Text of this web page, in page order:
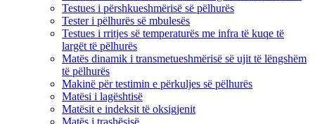
Testues i përshkueshmërisë së pëlhurës
Tester i pëlhurës së mbulesës
Testues i rritjes së temperaturës me infra të kuqe të
largët të pëlhurës
Matës dinamik i transmetueshmërisë së ujit të lëngshëm
të pëlhurës
Makinë për testimin e përkuljes së pëlhurës
Matësi i lagështisë
Matësit e indeksit të oksigjenit
Matës i trashësisë